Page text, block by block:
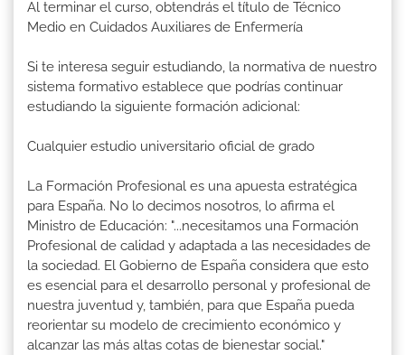
Al terminar el curso, obtendrás el título de Técnico
Medio en Cuidados Auxiliares de Enfermería
Si te interesa seguir estudiando, la normativa de nuestro
sistema formativo establece que podrías continuar
estudiando la siguiente formación adicional:
Cualquier estudio universitario oficial de grado
La Formación Profesional es una apuesta estratégica
para España. No lo decimos nosotros, lo afirma el
Ministro de Educación: "...necesitamos una Formación
Profesional de calidad y adaptada a las necesidades de
la sociedad. El Gobierno de España considera que esto
es esencial para el desarrollo personal y profesional de
nuestra juventud y, también, para que España pueda
reorientar su modelo de crecimiento económico y
alcanzar las más altas cotas de bienestar social."